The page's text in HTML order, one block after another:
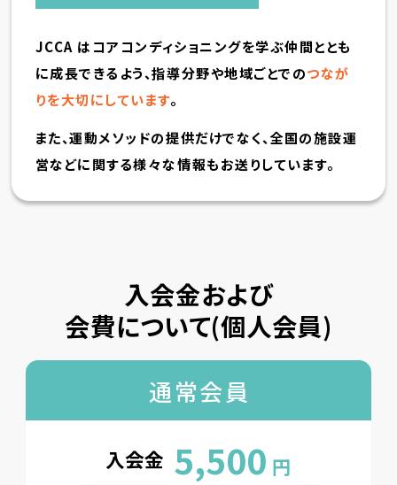
JCCA はコアコンディショニングを学ぶ仲間ととも
に成長できるよう、指導分野や地域ごとでのつなが
りを大切にしています。
また、運動メソッドの提供だけでなく、全国の施設運
営などに関する様々な情報もお送りしています。
入会金および
会費について(個人会員)
通常会員
入会金 5,500 円